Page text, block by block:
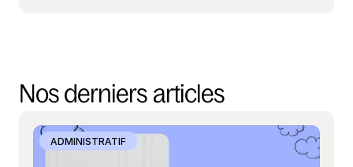
Nos derniers articles
ADMINISTRATIF